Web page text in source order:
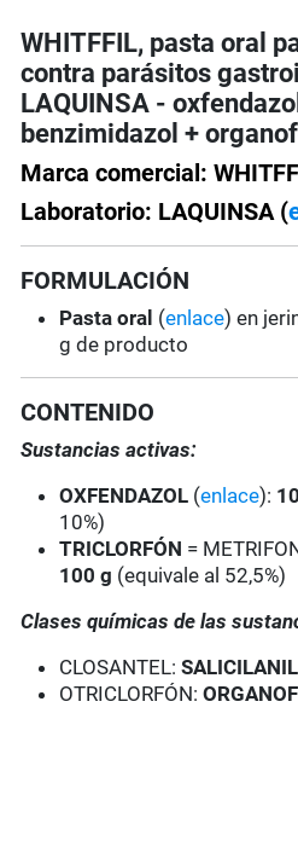
WHITFFIL, pasta oral
contra parásitos
LAQUINSA -
benzimidazol +
Marca comercial:
Laboratorio: LAQUINSA (
FORMULACIÓN
Pasta oral (enlace) en
g de producto
CONTENIDO
Sustancias activas:
OXFENDAZOL (enlace):
10%)
TRICLORFÓN =
100 g (equivale al 52,5%)
Clases químicas de las
CLOSANTEL:
OTRICLORFÓN: